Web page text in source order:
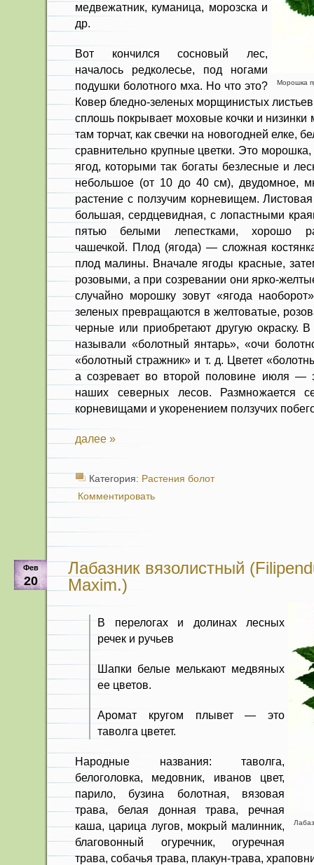
Морошка
медвежатник, куманица, морозска и
др.
Вот кончился сосновый лес,
началось редколесье, под ногами
подушки болотного мха. Но что это?
Ковер бледно-зеленых морщинистых
сплошь покрывает моховые кочки и
там торчат, как свечки на новогодней елке,
сравнительно крупные цветки. Это
ягод, которыми так богаты безлесные и
небольшое (от 10 до 40 см), двудомное,
растение с ползучим корневищем. Листовая
большая, сердцевидная, с лопастными
пятью белыми лепестками, хорошо
чашечкой. Плод (ягода) — сложная
плод малины. Вначале ягоды красные,
розовыми, а при созревании они ярко-
случайно морошку зовут «ягода
зеленых превращаются в желтоватые,
черные или приобретают другую окраску.
называли «болотный янтарь», «очи
«болотный стражник» и т. д. Цветет
а созревает во второй половине июля —
наших северных лесов. Размножается
корневищами и укоренением ползучих
далее »
Категория: Растения болот
Комментировать
Фев
20
Лабазник вязолистный
Maxim.)
В перелогах и долинах лесных
речек и ручьев
Шапки белые мелькают медвяных
ее цветов.
Аромат кругом плывет — это
таволга цветет.
Народные названия: таволга,
белоголовка, медовник, иванов цвет,
парило, бузина болотная, вязовая
трава, белая донная трава, речная
каша, царица лугов, мокрый малинник,
благовонный огуречник, огуречная
трава, собачья трава, плакун-трава,